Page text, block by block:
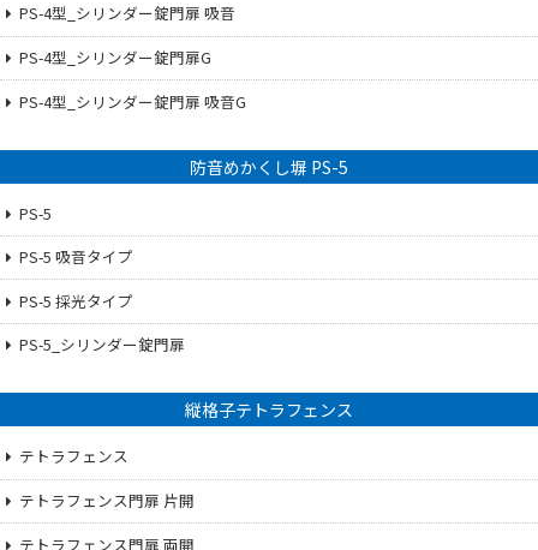
PS-4型_シリンダー錠門扉 吸音
PS-4型_シリンダー錠門扉G
PS-4型_シリンダー錠門扉 吸音G
防音めかくし塀 PS-5
PS-5
PS-5 吸音タイプ
PS-5 採光タイプ
PS-5_シリンダー錠門扉
縦格子テトラフェンス
テトラフェンス
テトラフェンス門扉 片開
テトラフェンス門扉 両開